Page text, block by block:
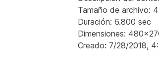
Tamaño de archivo:
Duración: 6.800 sec
Dimensiones:
Creado: 7/28/2018,